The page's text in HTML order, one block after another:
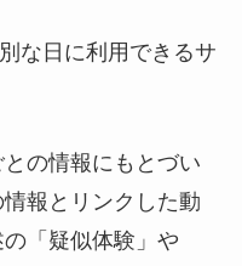
な日に利用できるサ
の情報にもとづい
報とリンクした動
「疑似体験」や